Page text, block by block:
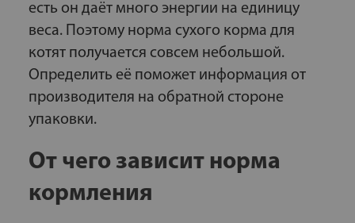
есть он даёт много энергии на единицу
веса. Поэтому норма сухого корма для
котят получается совсем небольшой.
Определить её поможет информация от
производителя на обратной стороне
упаковки.
От чего зависит норма
кормления